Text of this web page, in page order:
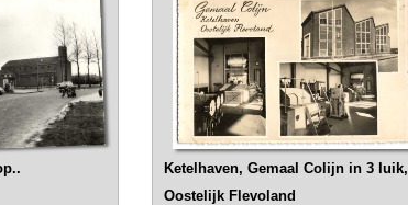
Ketelhaven, Gemaal Colijn in 3 luik,
Oostelijk Flevoland